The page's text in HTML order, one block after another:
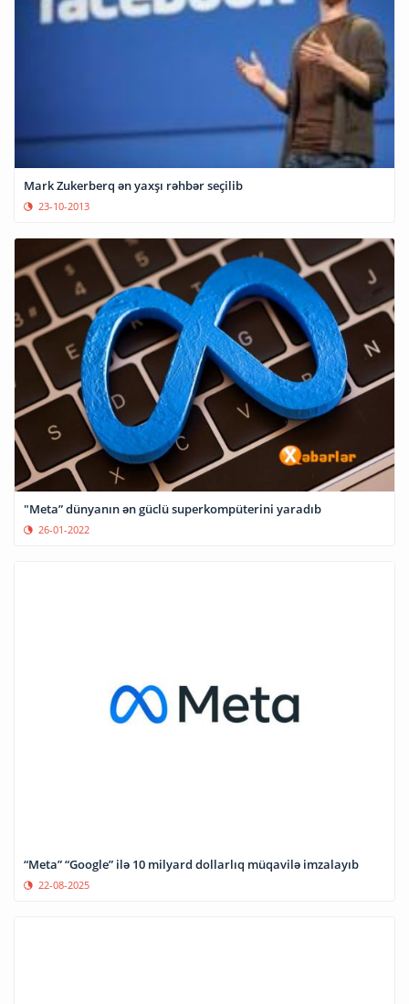
Mark Zukerberq ən yaxşı rəhbər seçilib
23-10-2013
"Meta” dünyanın ən güclü superkompüterini yaradıb
26-01-2022
“Meta” “Google” ilə 10 milyard dollarlıq müqavilə imzalayıb
22-08-2025